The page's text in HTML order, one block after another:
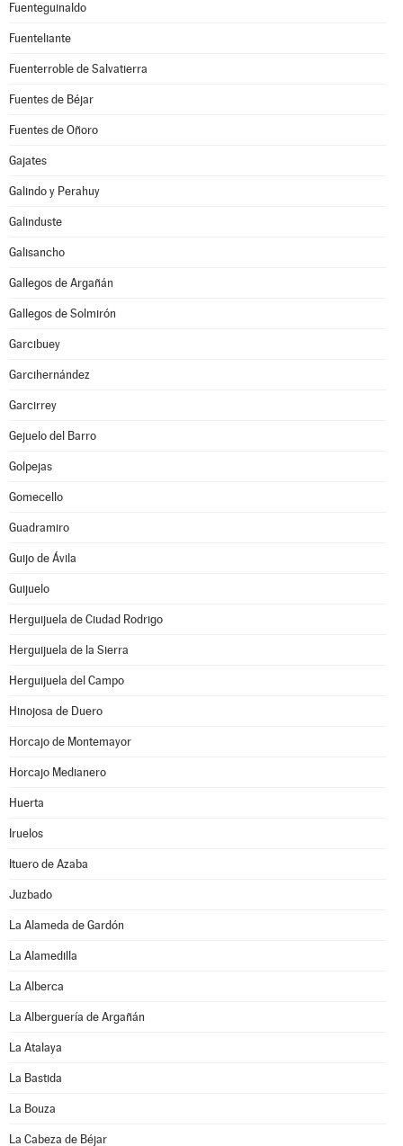
Fuenteguinaldo
Fuenteliante
Fuenterroble de Salvatierra
Fuentes de Béjar
Fuentes de Oñoro
Gajates
Galindo y Perahuy
Galinduste
Galisancho
Gallegos de Argañán
Gallegos de Solmirón
Garcibuey
Garcihernández
Garcirrey
Gejuelo del Barro
Golpejas
Gomecello
Guadramiro
Guijo de Ávila
Guijuelo
Herguijuela de Ciudad Rodrigo
Herguijuela de la Sierra
Herguijuela del Campo
Hinojosa de Duero
Horcajo de Montemayor
Horcajo Medianero
Huerta
Iruelos
Ituero de Azaba
Juzbado
La Alameda de Gardón
La Alamedilla
La Alberca
La Alberguería de Argañán
La Atalaya
La Bastida
La Bouza
La Cabeza de Béjar